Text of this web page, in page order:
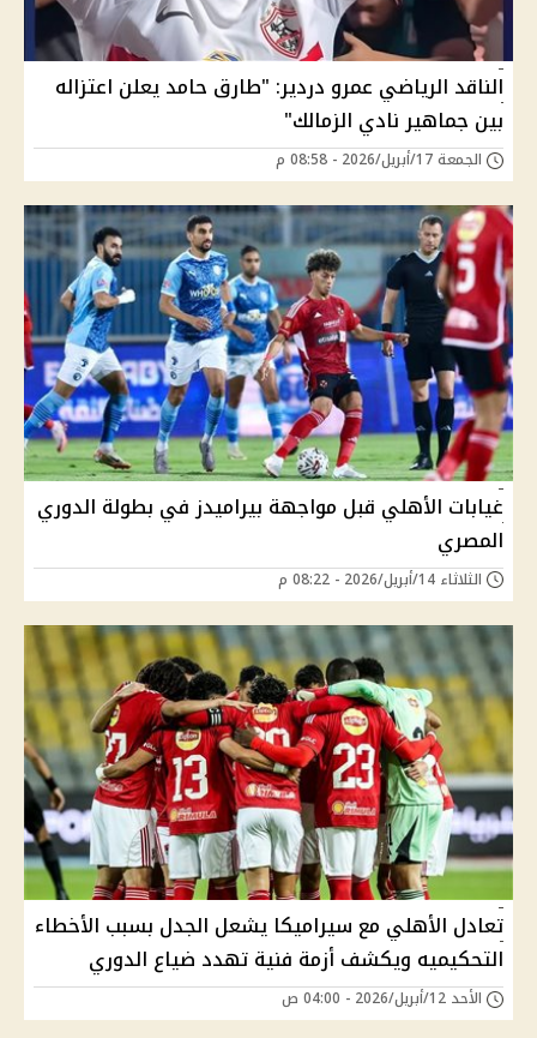
الناقد الرياضي عمرو دردير: "طارق حامد يعلن اعتزاله
بين جماهير نادي الزمالك"
الجمعة 17/أبريل/2026 - 08:58 م
غيابات الأهلي قبل مواجهة بيراميدز في بطولة الدوري
المصري
الثلاثاء 14/أبريل/2026 - 08:22 م
تعادل الأهلي مع سيراميكا يشعل الجدل بسبب الأخطاء
التحكيميه ويكشف أزمة فنية تهدد ضياع الدوري
الأحد 12/أبريل/2026 - 04:00 ص